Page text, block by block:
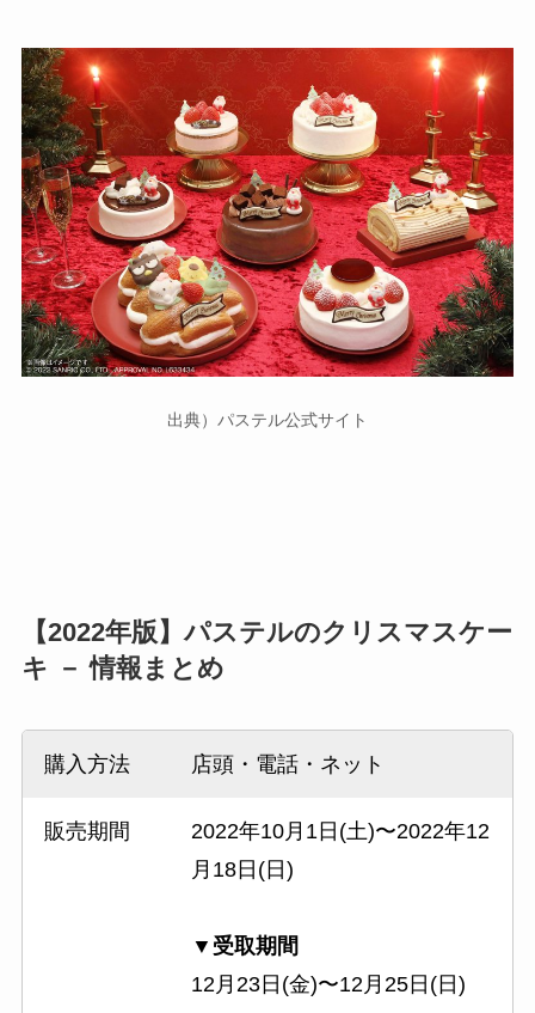
出典）パステル公式サイト
【2022年版】パステルのクリスマスケー
キ － 情報まとめ
購入方法 店頭・電話・ネット
販売期間
2022年10月1日(土)〜2022年12
月18日(日)
▼受取期間
12月23日(金)〜12月25日(日)